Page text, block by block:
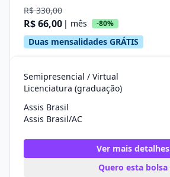
R$ 330,00
R$ 66,00 | mês -80%
Duas mensalidades GRÁTIS
Semipresencial / Virtual
Licenciatura (graduação)
Assis Brasil
Assis Brasil/AC
Ver mais detalhes
Quero esta bolsa